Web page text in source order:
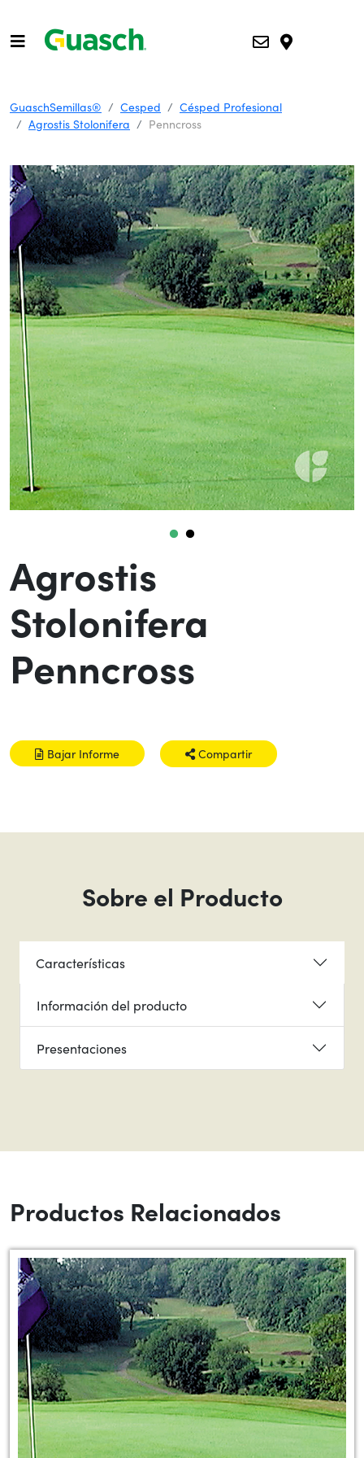
GuaschSemillas® Cesped
Césped Profesional
Agrostis Stolonifera
Penncross
Agrostis
Stolonifera
Penncross
Bajar Informe Compartir
Sobre el Producto
Características
Información del producto
Presentaciones
Productos Relacionados